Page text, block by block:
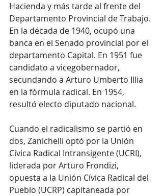
Hacienda y más tarde al frente del
Departamento Provincial de Trabajo.
En la década de 1940, ocupó una
banca en el Senado provincial por el
departamento Capital. En 1951 fue
candidato a vicegobernador,
secundando a Arturo Umberto Illia
en la fórmula radical. En 1954,
resultó electo diputado nacional.
Cuando el radicalismo se partió en
dos, Zanichelli optó por la Unión
Cívica Radical Intransigente (UCRI),
liderada por Arturo Frondizi,
opuesta a la Unión Cívica Radical del
Pueblo (UCRP) capitaneada por